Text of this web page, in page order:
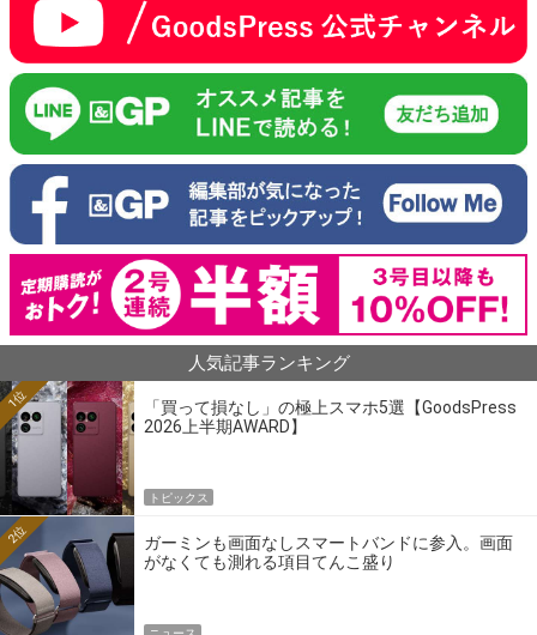
人気記事ランキング
「買って損なし」の極上スマホ5選【GoodsPress
2026上半期AWARD】
1位
トピックス
ガーミンも画面なしスマートバンドに参入。画面
がなくても測れる項目てんこ盛り
2位